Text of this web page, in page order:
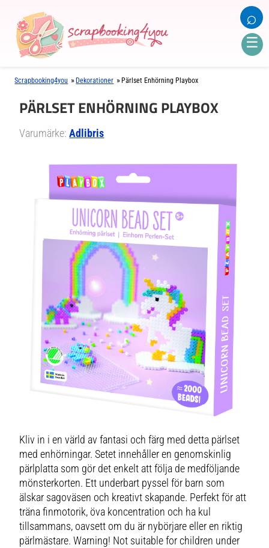
☰
⌕
Scrapbooking4you » Dekorationer » Pärlset Enhörning Playbox
PÄRLSET ENHÖRNING PLAYBOX
Varumärke:Adlibris
Kliv in i en värld av fantasi och färg med detta pärlset
med enhörningar. Setet innehåller en genomskinlig
pärlplatta som gör det enkelt att följa de medföljande
mönsterkorten. Ett underbart pyssel för barn som
älskar sagoväsen och kreativt skapande. Perfekt för att
träna finmotorik, öva koncentration och ha kul
tillsammans, oavsett om du är nybörjare eller en riktig
pärlmästare. Warning! Not suitable for children under